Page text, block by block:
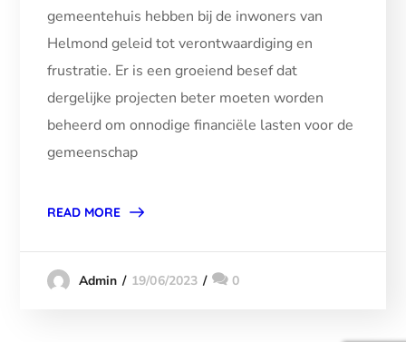
gemeentehuis hebben bij de inwoners van
Helmond geleid tot verontwaardiging en
frustratie. Er is een groeiend besef dat
dergelijke projecten beter moeten worden
beheerd om onnodige financiële lasten voor de
gemeenschap
READ MORE
Admin 19/06/2023 0